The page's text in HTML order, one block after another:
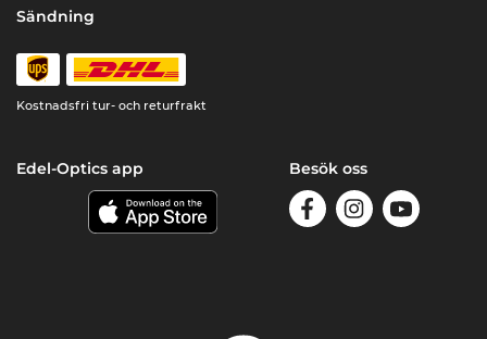
Sändning
Kostnadsfri tur- och returfrakt
Edel-Optics app Besök oss